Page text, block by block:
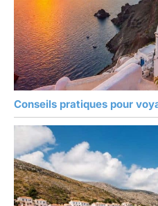
Conseils pratiques pour